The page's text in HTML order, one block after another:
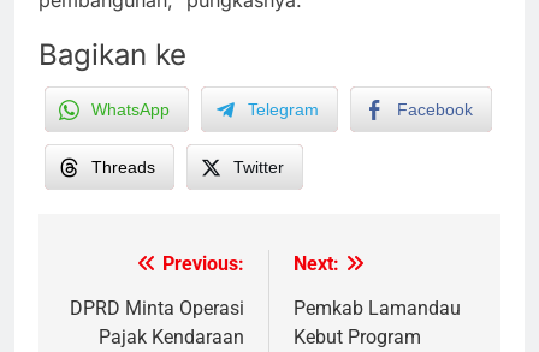
Bagikan ke
WhatsApp Telegram Facebook
Threads Twitter
navigation
Previous:
DPRD Minta Operasi
Pajak Kendaraan
Next:
Pemkab Lamandau
Kebut Program